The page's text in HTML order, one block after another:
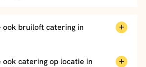
ook bruiloft catering in
catering op locatie in